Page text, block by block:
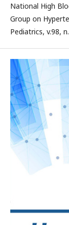
National High
Group on
Pediatrics, v.98,